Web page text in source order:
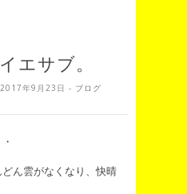
エサブ。
年9月23日 - ブログ
ん雲がなくなり、快晴